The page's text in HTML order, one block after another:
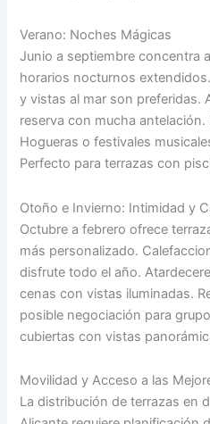
Verano: Noches Mágicas
Junio a septiembre concentra
horarios nocturnos
y vistas al mar son preferidas.
reserva con mucha
Hogueras o festivales
Perfecto para terrazas con
Otoño e Invierno: Intimidad y
Octubre a febrero ofrece
más personalizado.
disfrute todo el año.
cenas con vistas iluminadas.
posible negociación para
cubiertas con vistas
Movilidad y Acceso a las
La distribución de terrazas en